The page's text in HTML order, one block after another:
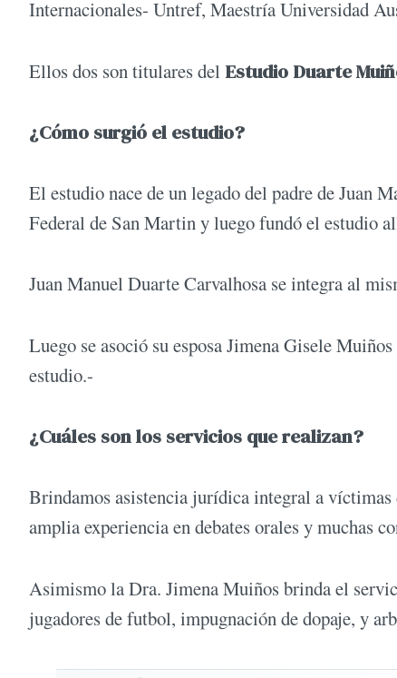
Internacionales- Untref, Maestría Universidad
Ellos dos son titulares del Estudio Duarte
¿Cómo surgió el estudio?
El estudio nace de un legado del padre de Juan
Federal de San Martin y luego fundó el estudio
Juan Manuel Duarte Carvalhosa se integra al
Luego se asoció su esposa Jimena Gisele
estudio.-
¿Cuáles son los servicios que realizan?
Brindamos asistencia jurídica integral a víctimas
amplia experiencia en debates orales y muchas
Asimismo la Dra. Jimena Muiños brinda el
jugadores de futbol, impugnación de dopaje, y